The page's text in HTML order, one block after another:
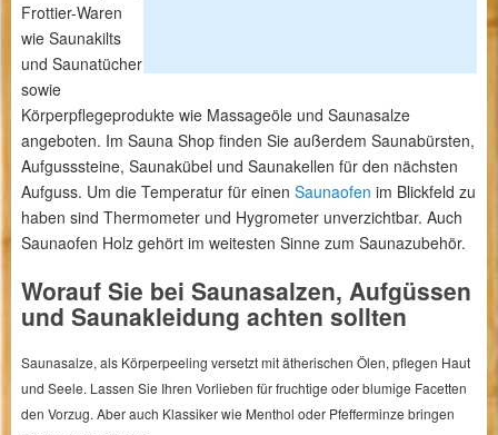
Frottier-Waren
wie Saunakilts
und Saunatücher
sowie
Körperpflegeprodukte wie Massageöle und Saunasalze
angeboten. Im Sauna Shop finden Sie außerdem Saunabürsten,
Aufgusssteine, Saunakübel und Saunakellen für den nächsten
Aufguss. Um die Temperatur für einen Saunaofen im Blickfeld zu
haben sind Thermometer und Hygrometer unverzichtbar. Auch
Saunaofen Holz gehört im weitesten Sinne zum Saunazubehör.
Worauf Sie bei Saunasalzen, Aufgüssen
und Saunakleidung achten sollten
Saunasalze, als Körperpeeling versetzt mit ätherischen Ölen, pflegen Haut
und Seele. Lassen Sie Ihren Vorlieben für fruchtige oder blumige Facetten
den Vorzug. Aber auch Klassiker wie Menthol oder Pfefferminze bringen